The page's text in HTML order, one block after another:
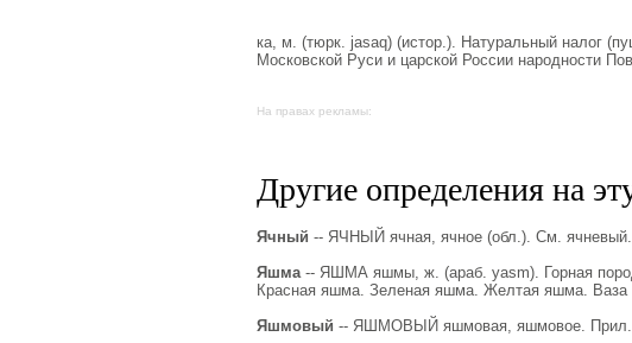
ка, м. (тюрк. jasaq) (истор.). Натуральный налог
Московской Руси и царской России народности
На правах рекламы:
Другие определения на
Ячный -- ЯЧНЫЙ ячная, ячное (обл.). См. ячневый.
Яшма-- ЯШМА яшмы, ж. (араб. yasm). Горная
Красная яшма. Зеленая яшма. Желтая яшма.
Яшмовый -- ЯШМОВЫЙ яшмовая, яшмовое. Прил.